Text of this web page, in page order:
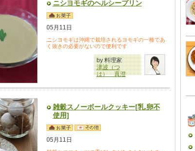
ニシヨモギのヘルシープリン
05月11日
ニシヨモギは沖縄で栽培されるヨモギの一種であ
く抜きの必要がないので便利です
by 料理家
津波（つ
は） 真澄
雑穀スノーボールクッキー[乳.卵不
使用]
05月11日